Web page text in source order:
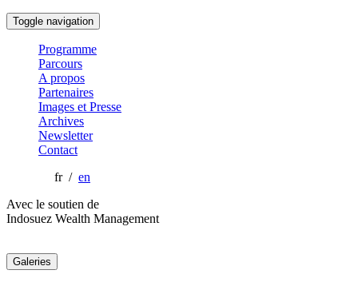
Toggle navigation
Programme
Parcours
A propos
Partenaires
Images et Presse
Archives
Newsletter
Contact
fr / en
Avec le soutien de
Indosuez Wealth Management
Galeries